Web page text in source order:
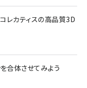
カティスの高品質3D
合体させてみよう